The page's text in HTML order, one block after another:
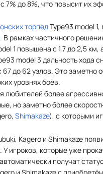
7% до 8%, что повысит их
торпедType93 model
. В рамках частичного
1 повышена с 1,7 до 2,5 км,
model 3 дальность хода
до 62 узлов. Это заметно
уровнях боёв.
любителей более
но заметно более
Shimakaze), с которыми
Kagero и Shimakaze
игроков, которые уже
получат